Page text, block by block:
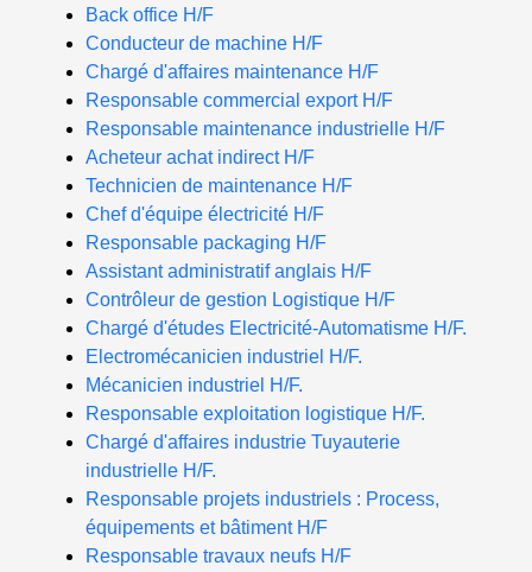
Back office H/F
Conducteur de machine H/F
Chargé d'affaires maintenance H/F
Responsable commercial export H/F
Responsable maintenance industrielle H/F
Acheteur achat indirect H/F
Technicien de maintenance H/F
Chef d'équipe électricité H/F
Responsable packaging H/F
Assistant administratif anglais H/F
Contrôleur de gestion Logistique H/F
Chargé d'études Electricité-Automatisme H/F.
Electromécanicien industriel H/F.
Mécanicien industriel H/F.
Responsable exploitation logistique H/F.
Chargé d'affaires industrie Tuyauterie
industrielle H/F.
Responsable projets industriels : Process,
équipements et bâtiment H/F
Responsable travaux neufs H/F